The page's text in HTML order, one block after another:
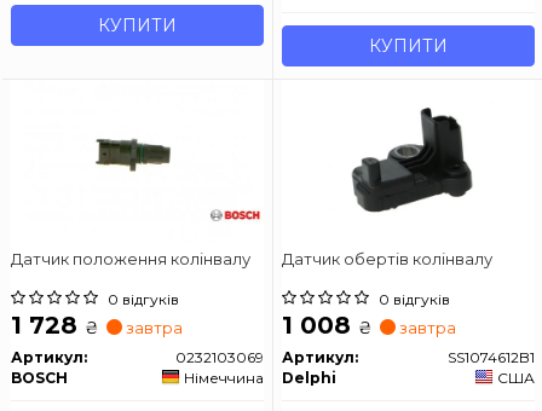
КУПИТИ
КУПИТИ
Датчик положення колінвалу
0 відгуків
1 728 ₴ завтра
Артикул:
0232103069
BOSCH
Німеччина
Датчик обертів колінвалу
0 відгуків
1 008 ₴ завтра
Артикул:
SS1074612B1
Delphi
США